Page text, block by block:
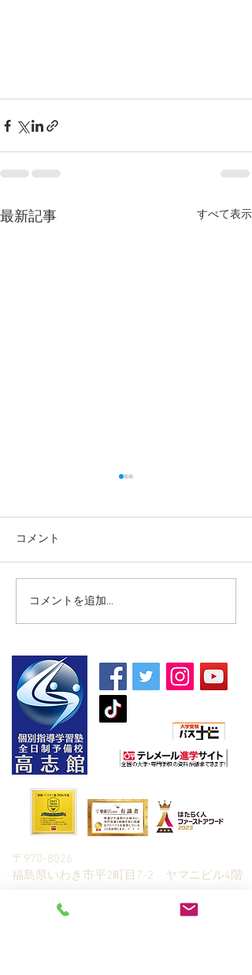
最新記事 すべて表示
【高校生・高卒浪人生向
け夏期講習】
コメント
コメントを追加…
〒970-8026
​福島県いわき市平2町目7-2 ヤマニビル4階
高志館の特長
予備校（全日制）